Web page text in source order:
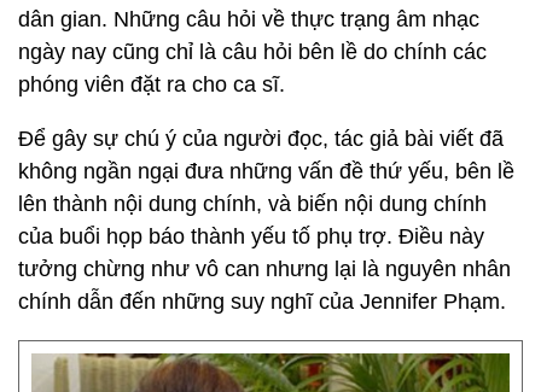
dân gian. Những câu hỏi về thực trạng âm nhạc
ngày nay cũng chỉ là câu hỏi bên lề do chính các
phóng viên đặt ra cho ca sĩ.
Để gây sự chú ý của người đọc, tác giả bài viết đã
không ngần ngại đưa những vấn đề thứ yếu, bên lề
lên thành nội dung chính, và biến nội dung chính
của buổi họp báo thành yếu tố phụ trợ. Điều này
tưởng chừng như vô can nhưng lại là nguyên nhân
chính dẫn đến những suy nghĩ của Jennifer Phạm.